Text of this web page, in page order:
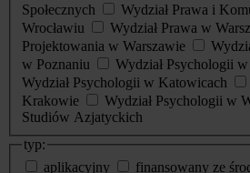
Społecznych
Wydział Prawa i
Wrocławiu
Wydział Prawa w
Projektowania w Warszawie
w Poznaniu
Wydział Psychologii
Wydział Psychologii w Katowicach
Krakowie
Wydział Psychologii w
Studiów Azjatyckich
typ:
aplikacyjny
finansowany ze